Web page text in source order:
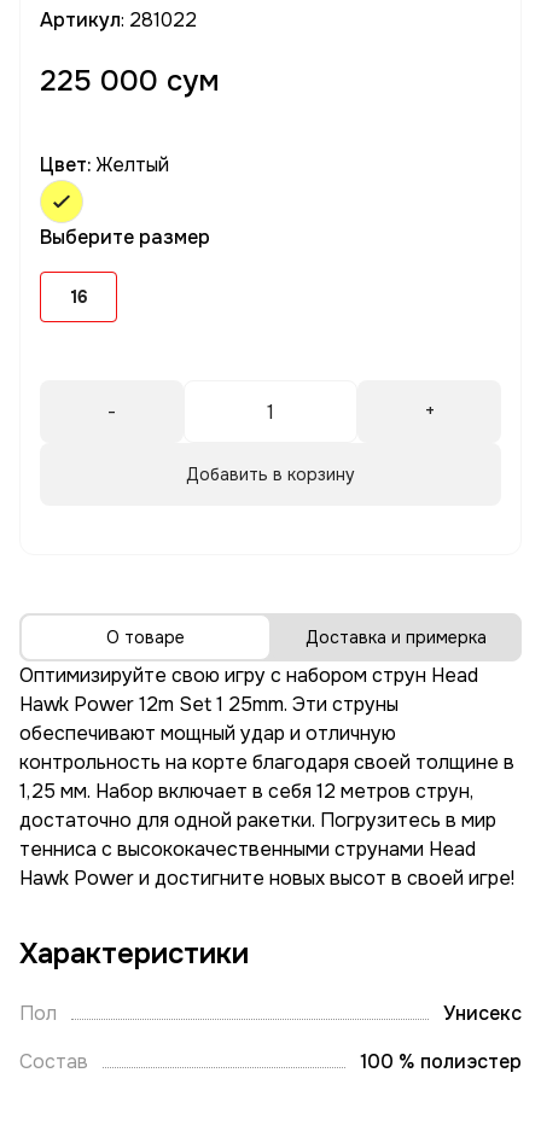
Артикул: 281022
225 000 сум
Цвет: Желтый
Выберите размер
16
- +
Добавить в корзину
О товаре Доставка и примерка
Оптимизируйте свою игру с набором струн Head
Hawk Power 12m Set 1 25mm. Эти струны
обеспечивают мощный удар и отличную
контрольность на корте благодаря своей толщине в
1,25 мм. Набор включает в себя 12 метров струн,
достаточно для одной ракетки. Погрузитесь в мир
тенниса с высококачественными струнами Head
Hawk Power и достигните новых высот в своей игре!
Характеристики
Пол
Унисекс
Состав
100 % полиэстер